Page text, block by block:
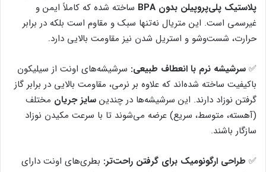
پلاستیک پلی‌پروپیلن بدون BPA
ساخته شده که کاملاً ایمن و
غیرسمی است. این متریال نه‌تنها سبک و مقاوم است بلکه در برابر
حرارت، شست‌وشو و استریل شدن نیز مقاومت بالایی دارد.
✅ سرشیشه نرم با انعطاف طبیعی: سرشیشه‌های اونت از سیلیکون
باکیفیت ساخته شده‌اند که علاوه بر نرمی، مقاومت بالایی در برابر گاز
گرفتن نوزاد دارند. این سرشیشه‌ها در چندین سایز جریان مختلف
(آهسته، متوسط، سریع) عرضه می‌شوند تا با سرعت مکیدن نوزاد
سازگار باشند.
✅ طراحی ارگونومیک برای گرفتن راحت‌تر: بطری‌های اونت دارای